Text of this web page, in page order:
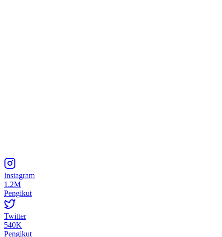
Instagram
1.2M
Pengikut
Twitter
540K
Pengikut